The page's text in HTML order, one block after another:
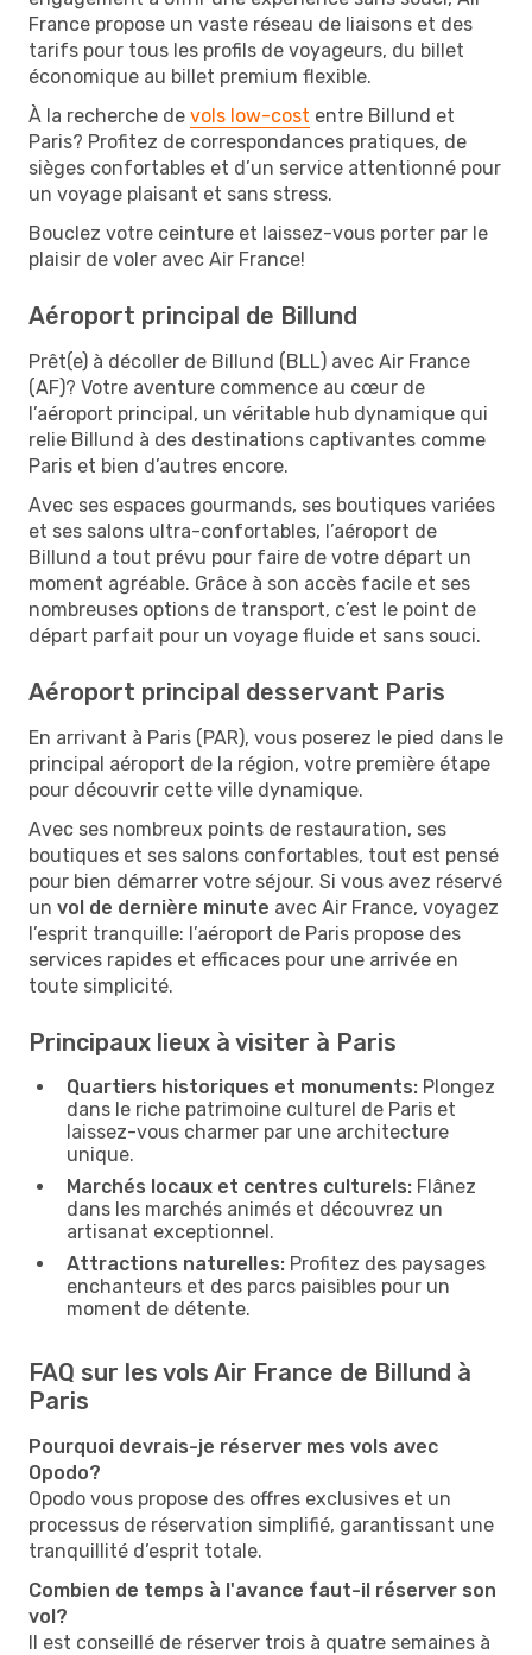
France propose un vaste réseau de liaisons et des
tarifs pour tous les profils de voyageurs, du billet
économique au billet premium flexible.
À la recherche de vols low-cost entre Billund et
Paris? Profitez de correspondances pratiques, de
sièges confortables et d’un service attentionné pour
un voyage plaisant et sans stress.
Bouclez votre ceinture et laissez-vous porter par le
plaisir de voler avec Air France!
Aéroport principal de Billund
Prêt(e) à décoller de Billund (BLL) avec Air France
(AF)? Votre aventure commence au cœur de
l’aéroport principal, un véritable hub dynamique qui
relie Billund à des destinations captivantes comme
Paris et bien d’autres encore.
Avec ses espaces gourmands, ses boutiques variées
et ses salons ultra-confortables, l’aéroport de
Billund a tout prévu pour faire de votre départ un
moment agréable. Grâce à son accès facile et ses
nombreuses options de transport, c’est le point de
départ parfait pour un voyage fluide et sans souci.
Aéroport principal desservant Paris
En arrivant à Paris (PAR), vous poserez le pied dans le
principal aéroport de la région, votre première étape
pour découvrir cette ville dynamique.
Avec ses nombreux points de restauration, ses
boutiques et ses salons confortables, tout est pensé
pour bien démarrer votre séjour. Si vous avez réservé
un vol de dernière minute avec Air France, voyagez
l’esprit tranquille: l’aéroport de Paris propose des
services rapides et efficaces pour une arrivée en
toute simplicité.
Principaux lieux à visiter à Paris
Quartiers historiques et monuments: Plongez
dans le riche patrimoine culturel de Paris et
laissez-vous charmer par une architecture
unique.
Marchés locaux et centres culturels: Flânez
dans les marchés animés et découvrez un
artisanat exceptionnel.
Attractions naturelles: Profitez des paysages
enchanteurs et des parcs paisibles pour un
moment de détente.
FAQ sur les vols Air France de Billund à
Paris
Pourquoi devrais-je réserver mes vols avec
Opodo?
Opodo vous propose des offres exclusives et un
processus de réservation simplifié, garantissant une
tranquillité d’esprit totale.
Combien de temps à l'avance faut-il réserver son
vol?
Il est conseillé de réserver trois à quatre semaines à